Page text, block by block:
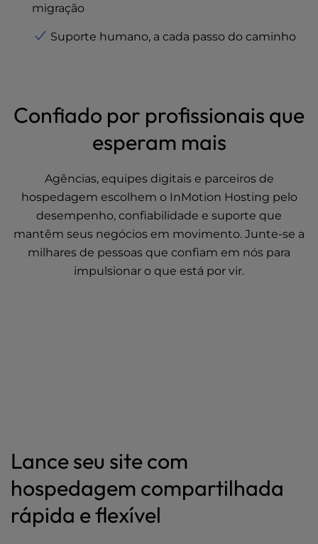
migração
Suporte humano, a cada passo do caminho
Confiado por profissionais que
esperam mais
Agências, equipes digitais e parceiros de
hospedagem escolhem o InMotion Hosting pelo
desempenho, confiabilidade e suporte que
mantêm seus negócios em movimento. Junte-se a
milhares de pessoas que confiam em nós para
impulsionar o que está por vir.
Lance seu site com
hospedagem compartilhada
rápida e flexível